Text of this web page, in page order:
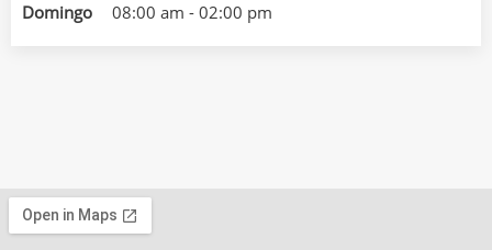
Domingo
08:00 am - 02:00 pm